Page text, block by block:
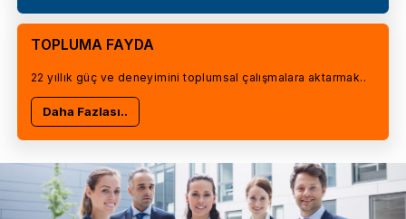
TOPLUMA FAYDA
22 yıllık güç ve deneyimini toplumsal çalışmalara aktarmak..
Daha Fazlası..